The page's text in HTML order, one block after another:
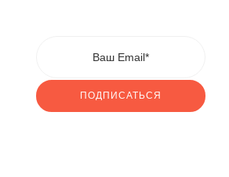
ПОДПИСАТЬСЯ